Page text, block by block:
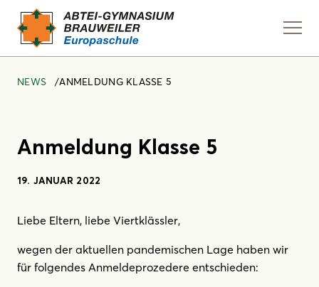
NEWS ANMELDUNG KLASSE 5
Anmeldung Klasse 5
19. JANUAR 2022
Liebe Eltern, liebe Viertklässler,
wegen der aktuellen pandemischen Lage haben wir
für folgendes Anmeldeprozedere entschieden: